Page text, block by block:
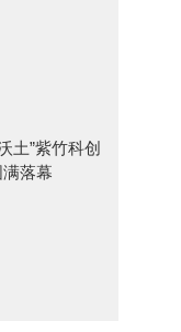
土”紫竹科创
落幕